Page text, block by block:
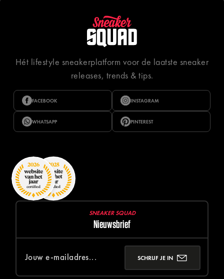
Hét lifestyle sneakerplatform voor de laatste sneaker
releases, trends & tips.
FACEBOOK INSTAGRAM
WHATSAPP PINTEREST
SNEAKER SQUAD
Nieuwsbrief
SCHRIJF JE IN